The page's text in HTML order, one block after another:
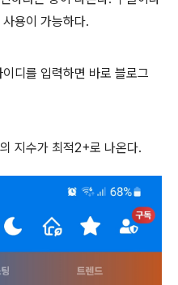
용이 가능하다.
디를 입력하면 바로 블로그
지수가 최적2+로 나온다.